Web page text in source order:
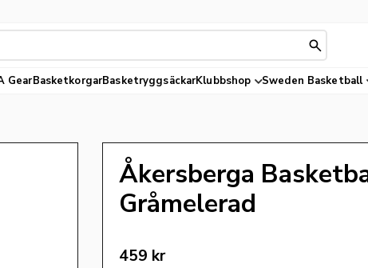
GearBasketkorgarBasketryggsäckarKlubbshop Sweden Basketball
Åkersberga
Gråmelerad
459 kr